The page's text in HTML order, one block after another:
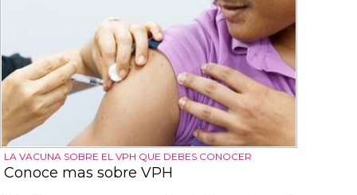
LA VACUNA SOBRE EL VPH QUE DEBES CONOCER
Conoce mas sobre VPH